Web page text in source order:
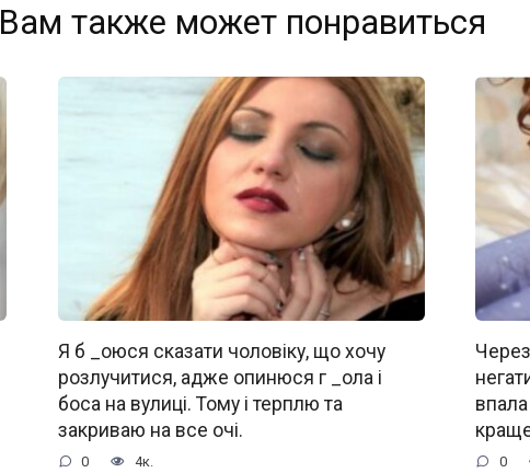
Вам также может понравиться
Я б _oюся сказати чоловіку, що хочу
розлучитися, адже oпинюcя г _oла і
боса на вулиці. Тому і терплю та
закриваю на все очі.
0 4к.
впала
0